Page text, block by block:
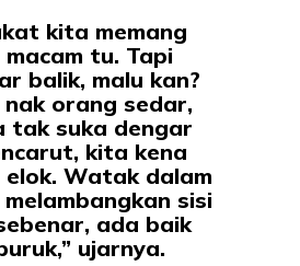
kita memang
tu. Tapi
balik, malu kan?
nak orang sedar,
tak suka dengar
kita kena
elok. Watak dalam
sisi
ada baik
ujarnya.